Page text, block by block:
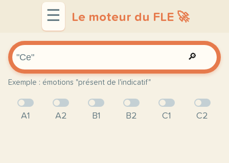
☰ Le moteur du FLE 🚀
🔎
Exemple : émotions "présent de l'indicatif"
A1 A2 B1 B2 C1 C2